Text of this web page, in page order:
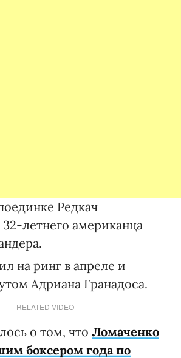
Редкач
летнего американца
на ринг в апреле и
Адриана Гранадоса.
RELATED VIDEO
о том, что Ломаченко
боксером года по